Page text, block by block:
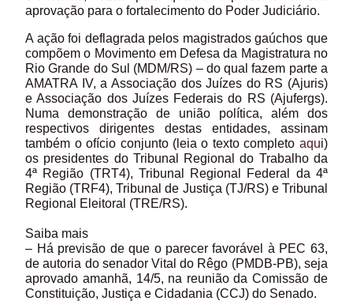
aprovação para o fortalecimento do Poder Judiciário.
A ação foi deflagrada pelos magistrados gaúchos que
compõem o Movimento em Defesa da Magistratura no
Rio Grande do Sul (MDM/RS) – do qual fazem parte a
AMATRA IV, a Associação dos Juízes do RS (Ajuris)
e Associação dos Juízes Federais do RS (Ajufergs).
Numa demonstração de união política, além dos
respectivos dirigentes destas entidades, assinam
também o ofício conjunto (leia o texto completo aqui)
os presidentes do Tribunal Regional do Trabalho da
4ª Região (TRT4), Tribunal Regional Federal da 4ª
Região (TRF4), Tribunal de Justiça (TJ/RS) e Tribunal
Regional Eleitoral (TRE/RS).
Saiba mais
– Há previsão de que o parecer favorável à PEC 63,
de autoria do senador Vital do Rêgo (PMDB-PB), seja
aprovado amanhã, 14/5, na reunião da Comissão de
Constituição, Justiça e Cidadania (CCJ) do Senado.